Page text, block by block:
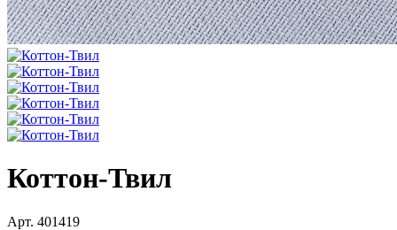
Коттон-Твил
Арт. 401419